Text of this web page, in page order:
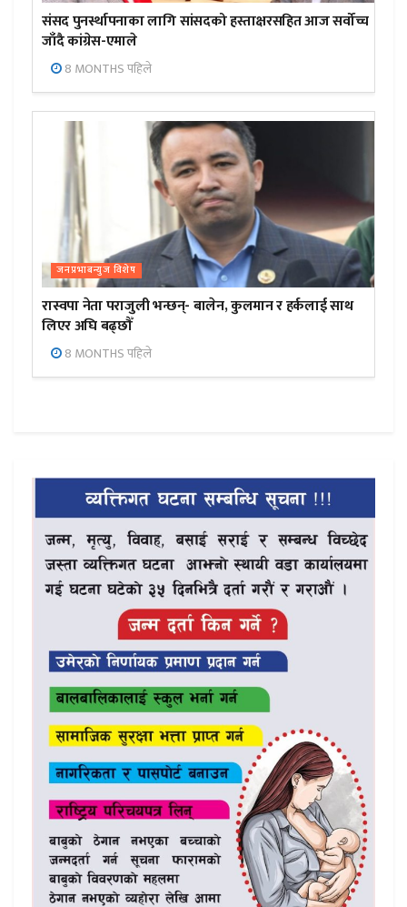
संसद पुनर्स्थापनाका लागि सांसदको हस्ताक्षरसहित आज सर्वोच्च
जाँदै कांग्रेस-एमाले
8 MONTHS पहिले
जनप्रभाबन्युज विशेष
रास्वपा नेता पराजुली भन्छन्- बालेन, कुलमान र हर्कलाई साथ
लिएर अघि बढ्छौँ
8 MONTHS पहिले